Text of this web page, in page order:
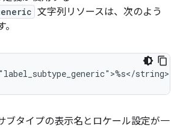
文字列リソースは、次のよう
string>
ブタイプの表示名とロケール設定が一